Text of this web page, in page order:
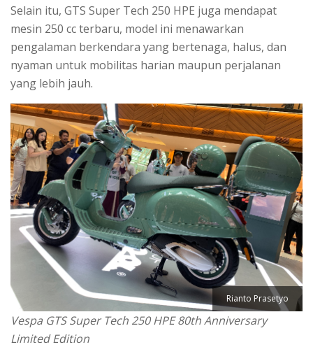
Selain itu, GTS Super Tech 250 HPE juga mendapat
mesin 250 cc terbaru, model ini menawarkan
pengalaman berkendara yang bertenaga, halus, dan
nyaman untuk mobilitas harian maupun perjalanan
yang lebih jauh.
Rianto Prasetyo
Vespa GTS Super Tech 250 HPE 80th Anniversary
Limited Edition